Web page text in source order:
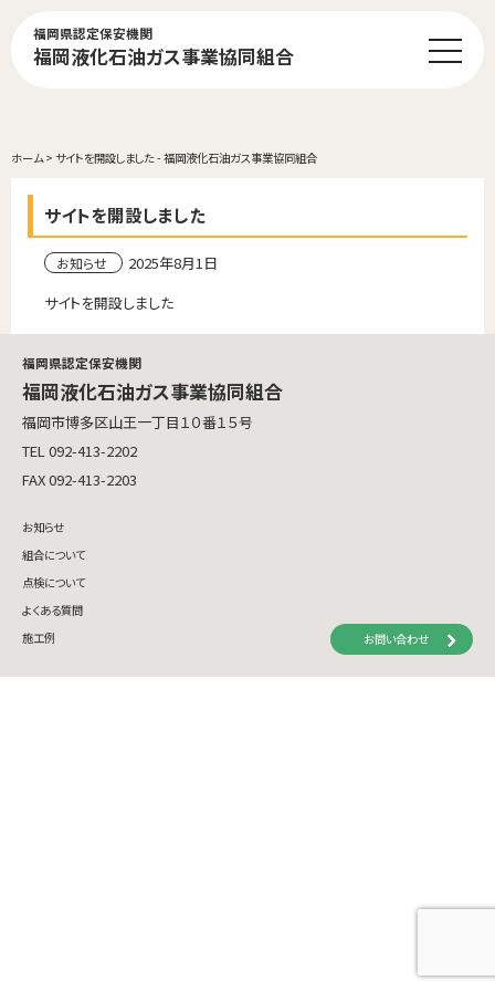
福岡県認定保安機関
福岡液化石油ガス事業協同組合
ホーム > サイトを開設しました - 福岡液化石油ガス事業協同組合
サイトを開設しました
お知らせ
2025年8月1日
サイトを開設しました
福岡県認定保安機関
福岡液化石油ガス事業協同組合
福岡市博多区山王一丁目１０番１５号
TEL 092-413-2202
FAX 092-413-2203
お知らせ
組合について
点検について
よくある質問
施工例
お問い合わせ